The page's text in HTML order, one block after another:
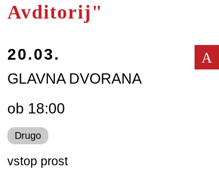
Avditorij"
20.03.
A
GLAVNA DVORANA
ob 18:00
Drugo
vstop prost